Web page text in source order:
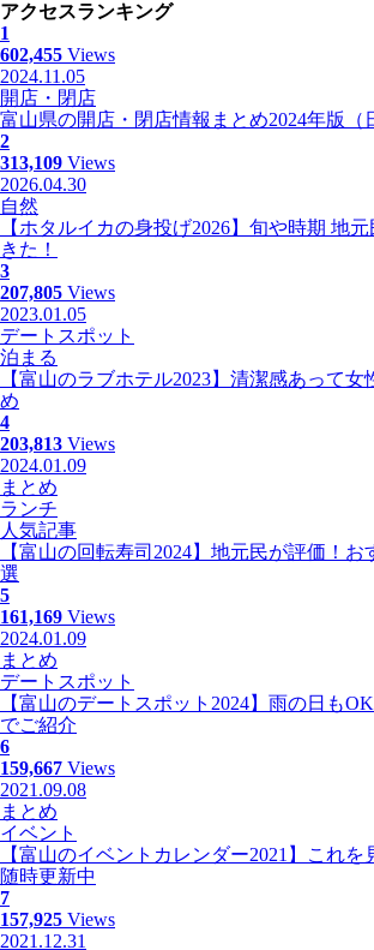
アクセスランキング
1
602,455 Views
2024.11.05
開店・閉店
富山県の開店・閉店情報まとめ2024年版（
2
313,109 Views
2026.04.30
自然
【ホタルイカの身投げ2026】旬や時期 地
きた！
3
207,805 Views
2023.01.05
デートスポット
泊まる
【富山のラブホテル2023】清潔感あって女
め
4
203,813 Views
2024.01.09
まとめ
ランチ
人気記事
【富山の回転寿司2024】地元民が評価！
選
5
161,169 Views
2024.01.09
まとめ
デートスポット
【富山のデートスポット2024】雨の日も
でご紹介
6
159,667 Views
2021.09.08
まとめ
イベント
【富山のイベントカレンダー2021】これを
随時更新中
7
157,925 Views
2021.12.31